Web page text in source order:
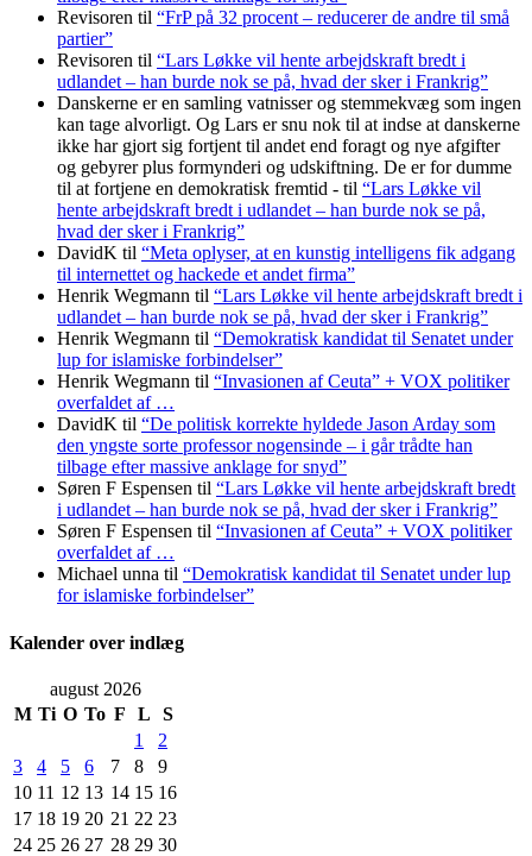
Revisoren til “FrP på 32 procent – reducerer de andre til små
partier”
Revisoren til “Lars Løkke vil hente arbejdskraft bredt i
udlandet – han burde nok se på, hvad der sker i Frankrig”
Danskerne er en samling vatnisser og stemmekvæg som ingen
kan tage alvorligt. Og Lars er snu nok til at indse at danskerne
ikke har gjort sig fortjent til andet end foragt og nye afgifter
og gebyrer plus formynderi og udskiftning. De er for dumme
til at fortjene en demokratisk fremtid - til “Lars Løkke vil
hente arbejdskraft bredt i udlandet – han burde nok se på,
hvad der sker i Frankrig”
DavidK til “Meta oplyser, at en kunstig intelligens fik adgang
til internettet og hackede et andet firma”
Henrik Wegmann til “Lars Løkke vil hente arbejdskraft bredt i
udlandet – han burde nok se på, hvad der sker i Frankrig”
Henrik Wegmann til “Demokratisk kandidat til Senatet under
lup for islamiske forbindelser”
Henrik Wegmann til “Invasionen af Ceuta” + VOX politiker
overfaldet af …
DavidK til “De politisk korrekte hyldede Jason Arday som
den yngste sorte professor nogensinde – i går trådte han
tilbage efter massive anklage for snyd”
Søren F Espensen til “Lars Løkke vil hente arbejdskraft bredt
i udlandet – han burde nok se på, hvad der sker i Frankrig”
Søren F Espensen til “Invasionen af Ceuta” + VOX politiker
overfaldet af …
Michael unna til “Demokratisk kandidat til Senatet under lup
for islamiske forbindelser”
Kalender over indlæg
august 2026
M Ti O To F L
S
1
2
3
4 5 6 7 8
9
10 11 12 13 14 15 16
17 18 19 20 21 22 23
24 25 26 27 28 29 30